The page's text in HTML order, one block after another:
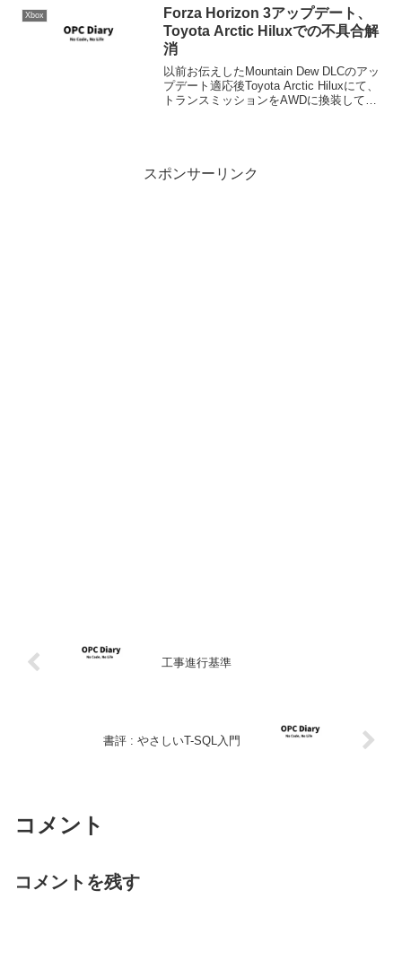
Xbox
Forza Horizon 3アップデート、
Toyota Arctic Hiluxでの不具合解
消
以前お伝えしたMountain Dew DLCのアッ
プデート適応後Toyota Arctic Hiluxにて、
トランスミッションをAWDに換装してあ
スポンサーリンク
工事進行基準
書評 : やさしいT-SQL入門
コメント
コメントを残す